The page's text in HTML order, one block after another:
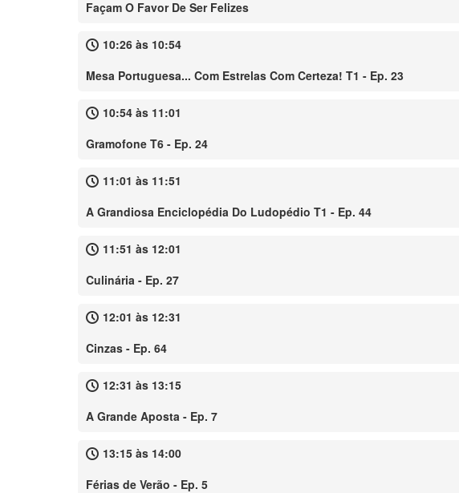
Façam O Favor De Ser Felizes
10:26 às 10:54
Mesa Portuguesa... Com Estrelas Com Certeza! T1 - Ep. 23
10:54 às 11:01
Gramofone T6 - Ep. 24
11:01 às 11:51
A Grandiosa Enciclopédia Do Ludopédio T1 - Ep. 44
11:51 às 12:01
Culinária - Ep. 27
12:01 às 12:31
Cinzas - Ep. 64
12:31 às 13:15
A Grande Aposta - Ep. 7
13:15 às 14:00
Férias de Verão - Ep. 5